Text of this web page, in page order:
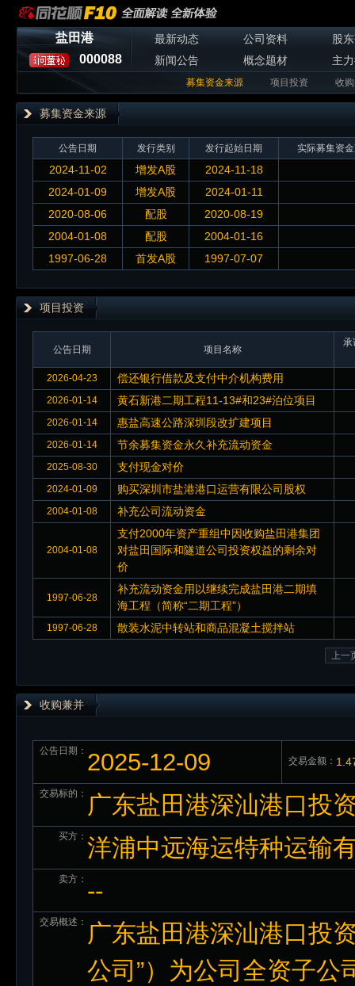
盐田港
000088
最新动态 公司资料
股
新闻公告
概念题材 主
募集资金来源 项目投资 收
募集资金来源
公告日期 发行类别 发行起始日期 实际募集资
2024-11-02 增发A股
2024-11-18
2024-01-09
增发A股
2024-01-11
2020-08-06
配股
2020-08-19
2004-01-08
配股
2004-01-16
1997-06-28
首发A股 1997-07-07
项目投资
公告日期 项目名称
承
2026-04-23 偿还银行借款及支付中介机构费用
2026-01-14 黄石新港二期工程11-13#和23#泊位项目
2026-01-14 惠盐高速公路深圳段改扩建项目
2026-01-14 节余募集资金永久补充流动资金
2025-08-30 支付现金对价
2024-01-09 购买深圳市盐港港口运营有限公司股权
2004-01-08 补充公司流动资金
2004-01-08
支付2000年资产重组中因收购盐田港集团
对盐田国际和隧道公司投资权益的剩余对
价
1997-06-28
补充流动资金用以继续完成盐田港二期填
海工程（简称“二期工程”）
1997-06-28 散装水泥中转站和商品混凝土搅拌站
上一
收购兼并
公告日期： 2025-12-09 交易金额：
交易标的： 广东盐田港深汕港口投
买方： 洋浦中远海运特种运输
卖方： --
交易概述： 广东盐田港深汕港口投
公司”）为公司全资子